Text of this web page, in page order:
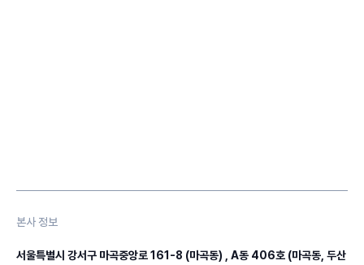
본사 정보
서울특별시 강서구 마곡중앙로 161-8 (마곡동) , A동 406호 (마곡동, 두산